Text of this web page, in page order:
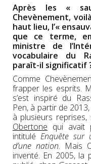
Après les «
Chevènement,
haut lieu, l’«
que ce terme,
ministre de
vocabulaire du
paraît-il significatif
Comme
frapper les esprits.
s’est inspiré du
Pen, à partir de
à plusieurs
Obertone qui avait
intitulé Enquête sur
d’une nation. Mais
inventé. En 2005, la